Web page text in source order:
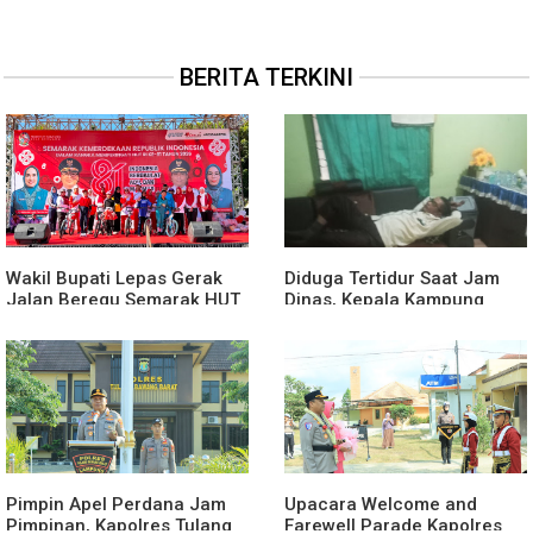
BERITA TERKINI
Wakil Bupati Lepas Gerak
Jalan Beregu Semarak HUT
Diduga Tertidur Saat Jam
Dinas, Kepala Kampung
Pimpin Apel Perdana Jam
Pimpinan, Kapolres Tulang
Upacara Welcome and
Farewell Parade Kapolres